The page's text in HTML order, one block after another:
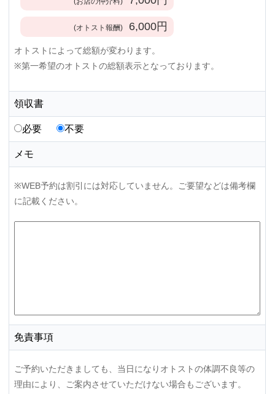
(オトスト報酬) 6,000円
オトストによって総額が変わります。
※第一希望のオトストの総額表示となっております。
領収書
必要 不要
メモ
※WEB予約は割引には対応していません。ご要望などは備考欄
に記載ください。
免責事項
ご予約いただきましても、当日になりオトストの体調不良等の
理由により、ご案内させていただけない場合もございます。